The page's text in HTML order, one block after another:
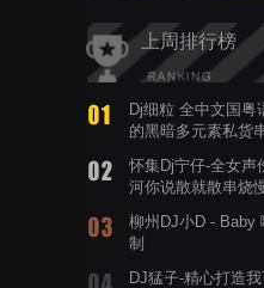
上周排行榜
Dj细粒 全中文国粤
的黑暗多元素私货
怀集Dj宁仔-全女声
河你说散就散串烧
柳州DJ小D - Baby
制
DJ猛子-精心打造